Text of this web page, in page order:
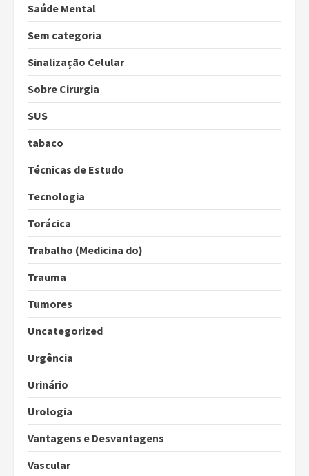
Saúde Mental
Sem categoria
Sinalização Celular
Sobre Cirurgia
SUS
tabaco
Técnicas de Estudo
Tecnologia
Torácica
Trabalho (Medicina do)
Trauma
Tumores
Uncategorized
Urgência
Urinário
Urologia
Vantagens e Desvantagens
Vascular